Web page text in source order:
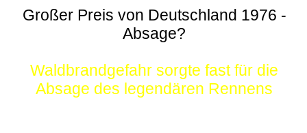
Großer Preis von Deutschland 1976 -
Absage?
Waldbrandgefahr sorgte fast für die
Absage des legendären Rennens